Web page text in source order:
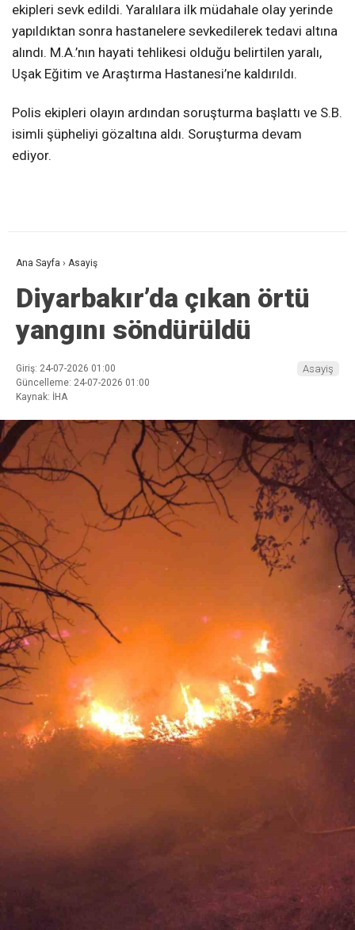
ekipleri sevk edildi. Yaralılara ilk müdahale olay yerinde
yapıldıktan sonra hastanelere sevkedilerek tedavi altına
alındı. M.A.’nın hayati tehlikesi olduğu belirtilen yaralı,
Uşak Eğitim ve Araştırma Hastanesi’ne kaldırıldı.
Polis ekipleri olayın ardından soruşturma başlattı ve S.B.
isimli şüpheliyi gözaltına aldı. Soruşturma devam
ediyor.
Ana Sayfa › Asayiş
Diyarbakır’da çıkan örtü
yangını söndürüldü
Giriş: 24-07-2026 01:00
Güncelleme: 24-07-2026 01:00
Kaynak: İHA
Asayiş